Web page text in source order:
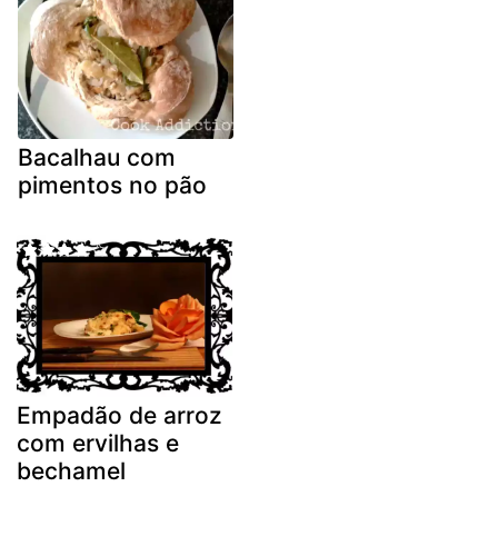
Bacalhau com
pimentos no pão
Empadão de arroz
com ervilhas e
bechamel